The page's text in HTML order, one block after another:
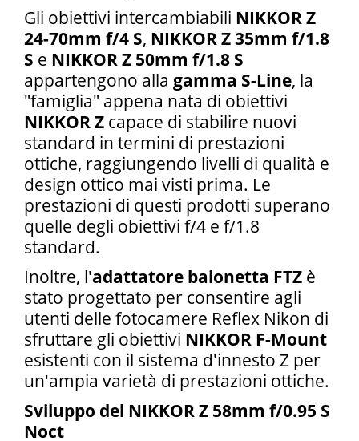
Gli obiettivi intercambiabili NIKKOR Z
24-70mm f/4 S, NIKKOR Z 35mm f/1.8
S e NIKKOR Z 50mm f/1.8 S
appartengono alla gamma S-Line, la
"famiglia" appena nata di obiettivi
NIKKOR Z capace di stabilire nuovi
standard in termini di prestazioni
ottiche, raggiungendo livelli di qualità e
design ottico mai visti prima. Le
prestazioni di questi prodotti superano
quelle degli obiettivi f/4 e f/1.8
standard.
Inoltre, l'adattatore baionetta FTZ è
stato progettato per consentire agli
utenti delle fotocamere Reflex Nikon di
sfruttare gli obiettivi NIKKOR F-Mount
esistenti con il sistema d'innesto Z per
un'ampia varietà di prestazioni ottiche.
Sviluppo del NIKKOR Z 58mm f/0.95 S
Noct